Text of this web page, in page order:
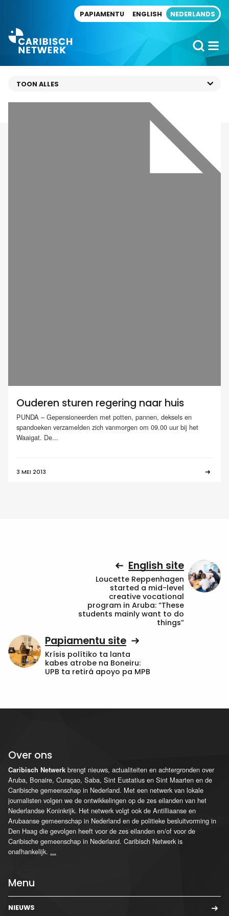
PAPIAMENTU ENGLISH NEDERLANDS
Ouderen sturen regering naar huis
PUNDA – Gepensioneerden met potten, pannen, deksels en
spandoeken verzamelden zich vanmorgen om 09.00 uur bij het
Waaigat. De...
3 MEI 2013
English site
Loucette Reppenhagen
started a mid-level
creative vocational
program in Aruba: “These
students mainly want to do
things”
Papiamentu site
Krísis polítiko ta lanta
kabes atrobe na Boneiru:
UPB ta retirá apoyo pa MPB
Over ons
Caribisch Netwerk brengt nieuws, actualiteiten en achtergronden over
Aruba, Bonaire, Curaçao, Saba, Sint Eustatius en Sint Maarten en de
Caribische gemeenschap in Nederland. Met een netwerk van lokale
journalisten volgen we de ontwikkelingen op de zes eilanden van het
Nederlandse Koninkrijk. Het netwerk volgt ook de Antilliaanse en
Arubaanse gemeenschap in Nederland en de politieke besluitvorming in
Den Haag die gevolgen heeft voor de zes eilanden en/of voor de
Caribische gemeenschap in Nederland. Caribisch Netwerk is
onafhankelijk. ...
Menu
NIEUWS